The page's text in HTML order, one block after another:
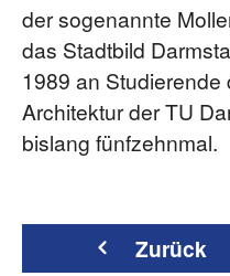
der sogenannte
das Stadtbild
1989 an
Architektur der TU
bislang fünfzehnmal.
Zurück